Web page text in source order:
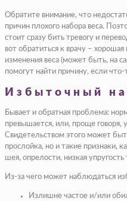
Обратите внимание, что
причин плохого набора веса.
стоит сразу бить тревогу и
вот обратиться к врачу –
изменения веса (может быть, на
помогут найти причину, если
Избыточный
Бывает и обратная проблема:
превышается, или, проще говоря,
Свидетельством этого может
прослойка, но и такие признаки,
шея, опрелости, низкая упругость
Из-за чего может наблюдаться
Излишне частое и/или